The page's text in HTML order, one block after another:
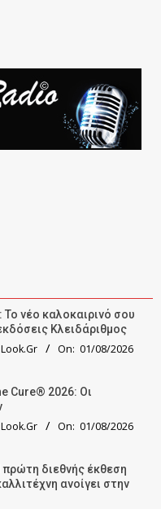
Το νέο καλοκαιρινό σου
Κλειδάριθμος
On: 01/08/2026
Cure® 2026: Οι
On: 01/08/2026
διεθνής έκθεση
ανοίγει στην